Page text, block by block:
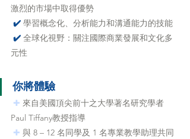
激烈的市場中取得優勢
✔️ 學習概念化、分析能力和溝通能力的技能
✔️ 全球化視野：關注國際商業發展和文化多
元性
你將體驗
✚ 來自美國頂尖前十之大學著名研究學者
Paul Tiffany教授指導
✚ 與 8 – 12 名同學及 1 名專業教學助理共同